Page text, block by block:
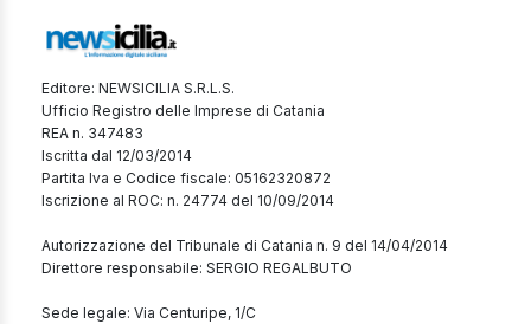
Editore: NEWSICILIA S.R.L.S.
Ufficio Registro delle Imprese di Catania
REA n. 347483
Iscritta dal 12/03/2014
Partita Iva e Codice fiscale: 05162320872
Iscrizione al ROC: n. 24774 del 10/09/2014
Autorizzazione del Tribunale di Catania n. 9 del 14/04/2014
Direttore responsabile: SERGIO REGALBUTO
Sede legale: Via Centuripe, 1/C